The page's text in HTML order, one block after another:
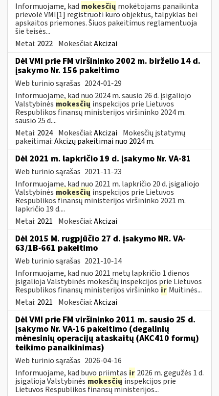
Informuojame, kad mokesčių mokėtojams panaikinta
prievolė VMI[1] registruoti kuro objektus, talpyklas bei
apskaitos priemones. Šiuos pakeitimus reglamentuoja
šie teisės...
Metai: 2022 Mokesčiai:Akcizai
Dėl VMI prie FM viršininko 2002 m. birželio 14 d.
įsakymo Nr. 156 pakeitimo
Web turinio sąrašas 2024-01-29
Informuojame, kad nuo 2024 m. sausio 26 d. įsigaliojo
Valstybinės mokesčių inspekcijos prie Lietuvos
Respublikos finansų ministerijos viršininko 2024 m.
sausio 25 d....
Metai: 2024 Mokesčiai:Akcizai Mokesčių įstatymų
pakeitimai:Akcizų pakeitimai nuo 2024 m.
Dėl 2021 m. lapkričio 19 d. įsakymo Nr. VA-81
Web turinio sąrašas 2021-11-23
Informuojame, kad nuo 2021 m. lapkričio 20 d. įsigaliojo
Valstybinės mokesčių inspekcijos prie Lietuvos
Respublikos finansų ministerijos viršininko 2021 m.
lapkričio 19 d....
Metai: 2021 Mokesčiai:Akcizai
Dėl 2015 M. rugpjūčio 27 d. įsakymo NR. VA-
63/1B-661 pakeitimo
Web turinio sąrašas 2021-10-14
Informuojame, kad nuo 2021 metų lapkričio 1 dienos
įsigalioja Valstybinės mokesčių inspekcijos prie Lietuvos
Respublikos finansų ministerijos viršininko ir Muitinės...
Metai: 2021 Mokesčiai:Akcizai
Dėl VMI prie FM viršininko 2011 m. sausio 25 d.
įsakymo Nr. VA-16 pakeitimo (degalinių
mėnesinių operacijų ataskaitų (AKC410 formų)
teikimo panaikinimas)
Web turinio sąrašas 2026-04-16
Informuojame, kad buvo priimtas ir 2026 m. gegužės 1 d.
įsigalioja Valstybinės mokesčių inspekcijos prie
Lietuvos Respublikos finansų ministerijos...